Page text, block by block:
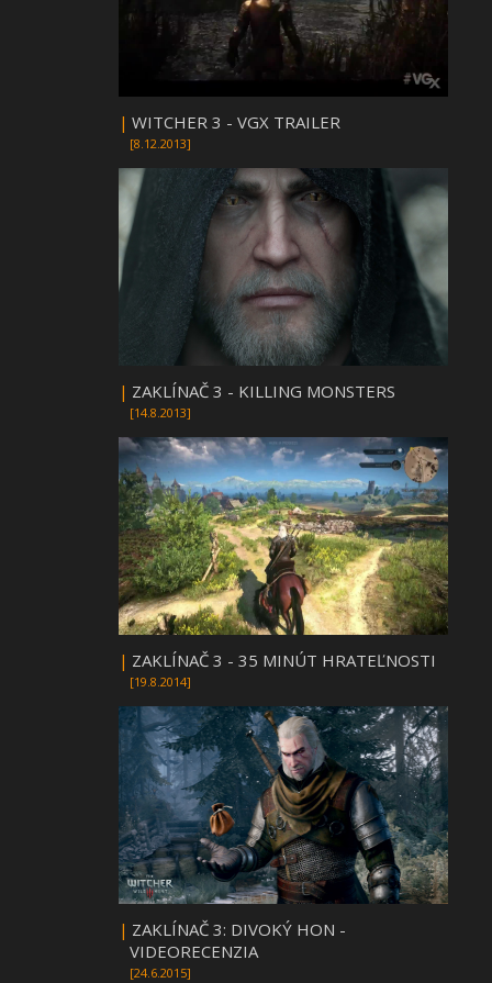
| WITCHER 3 - VGX TRAILER
[8.12.2013]
| ZAKLÍNAČ 3 - KILLING MONSTERS
[14.8.2013]
| ZAKLÍNAČ 3 - 35 MINÚT HRATEĽNOSTI
[19.8.2014]
| ZAKLÍNAČ 3: DIVOKÝ HON -
VIDEORECENZIA
[24.6.2015]